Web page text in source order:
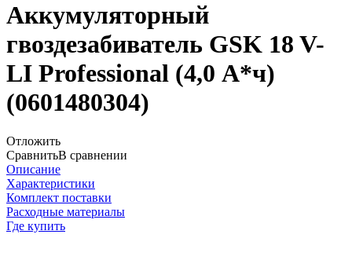
Аккумуляторный
гвоздезабиватель GSK 18 V-
LI Professional (4,0 А*ч)
(0601480304)
Отложить
СравнитьВ сравнении
Описание
Характеристики
Комплект поставки
Расходные материалы
Где купить